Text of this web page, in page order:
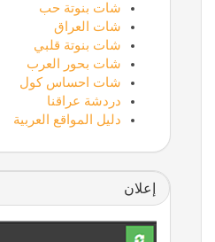
شات بنوتة حب
شات العراق
شات بنوتة قلبي
شات بحور العرب
شات احساس كول
دردشة عراقنا
دليل المواقع العربية
إعلان